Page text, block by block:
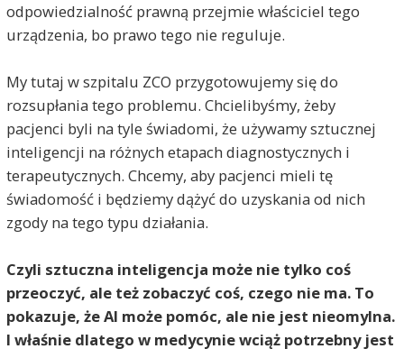
odpowiedzialność prawną przejmie właściciel tego
urządzenia, bo prawo tego nie reguluje.
My tutaj w szpitalu ZCO przygotowujemy się do
rozsupłania tego problemu. Chcielibyśmy, żeby
pacjenci byli na tyle świadomi, że używamy sztucznej
inteligencji na różnych etapach diagnostycznych i
terapeutycznych. Chcemy, aby pacjenci mieli tę
świadomość i będziemy dążyć do uzyskania od nich
zgody na tego typu działania.
Czyli sztuczna inteligencja może nie tylko coś
przeoczyć, ale też zobaczyć coś, czego nie ma. To
pokazuje, że AI może pomóc, ale nie jest nieomylna.
I właśnie dlatego w medycynie wciąż potrzebny jest